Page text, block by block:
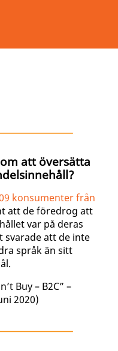
att översätta
konsumenter från
att de föredrog att
var på deras
svarade att de inte
språk än sitt
Buy – B2C” –
2020)